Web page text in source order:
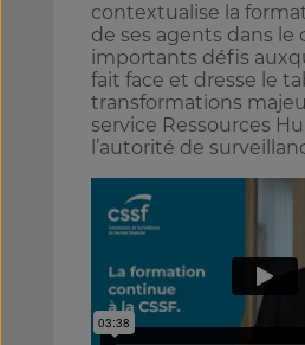
contextualise la
de ses agents dans le
importants défis
fait face et dresse le
transformations
service Ressources
l’autorité de